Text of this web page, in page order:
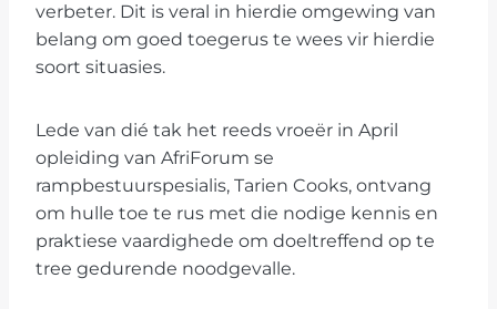
verbeter. Dit is veral in hierdie omgewing van
belang om goed toegerus te wees vir hierdie
soort situasies.
Lede van dié tak het reeds vroeër in April
opleiding van AfriForum se
rampbestuurspesialis, Tarien Cooks, ontvang
om hulle toe te rus met die nodige kennis en
praktiese vaardighede om doeltreffend op te
tree gedurende noodgevalle.